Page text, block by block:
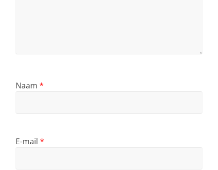
Naam *
E-mail *